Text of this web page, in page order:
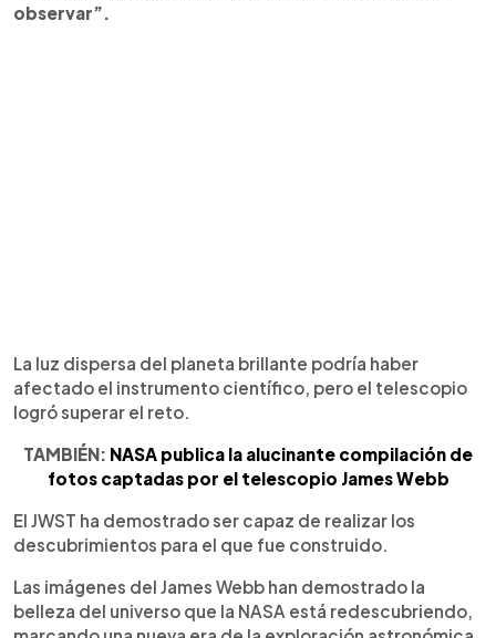
observar”.
La luz dispersa del planeta brillante podría haber
afectado el instrumento científico, pero el telescopio
logró superar el reto.
TAMBIÉN: NASA publica la alucinante compilación de
fotos captadas por el telescopio James Webb
El JWST ha demostrado ser capaz de realizar los
descubrimientos para el que fue construido.
Las imágenes del James Webb han demostrado la
belleza del universo que la NASA está redescubriendo,